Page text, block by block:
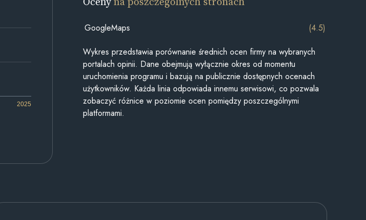
2025
GoogleMaps (4.5)
Wykres przedstawia porównanie średnich ocen firmy na wybranych
portalach opinii. Dane obejmują wyłącznie okres od momentu
uruchomienia programu i bazują na publicznie dostępnych ocenach
użytkowników. Każda linia odpowiada innemu serwisowi, co pozwala
zobaczyć różnice w poziomie ocen pomiędzy poszczególnymi
platformami.